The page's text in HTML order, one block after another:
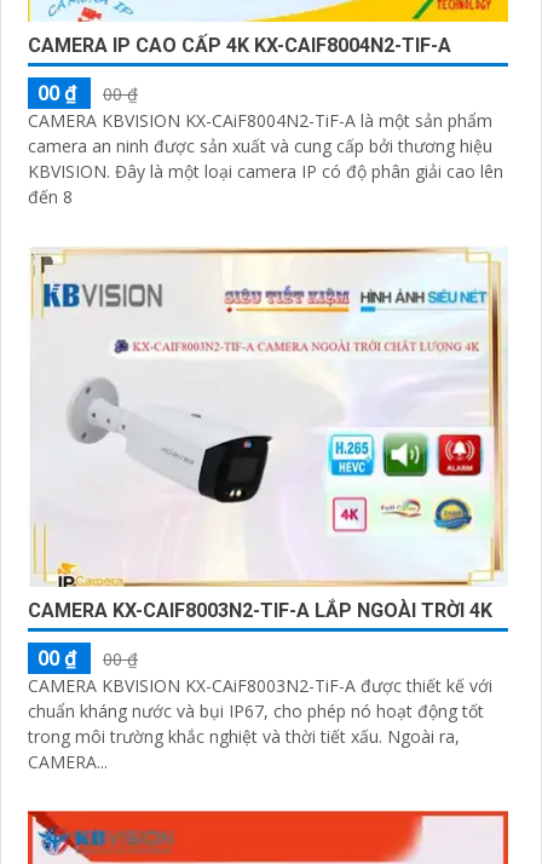
CAMERA IP CAO CẤP 4K KX-CAIF8004N2-TIF-A
00 ₫
00 ₫
CAMERA KBVISION KX-CAiF8004N2-TiF-A là một sản phẩm
camera an ninh được sản xuất và cung cấp bởi thương hiệu
KBVISION. Đây là một loại camera IP có độ phân giải cao lên
đến 8
CAMERA KX-CAIF8003N2-TIF-A LẮP NGOÀI TRỜI 4K
00 ₫
00 ₫
CAMERA KBVISION KX-CAiF8003N2-TiF-A được thiết kế với
chuẩn kháng nước và bụi IP67, cho phép nó hoạt động tốt
trong môi trường khắc nghiệt và thời tiết xấu. Ngoài ra,
CAMERA...